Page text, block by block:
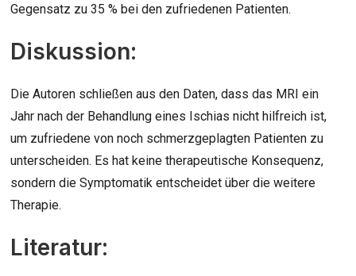
Gegensatz zu 35 % bei den zufriedenen Patienten.
Diskussion:
Die Autoren schließen aus den Daten, dass das MRI ein
Jahr nach der Behandlung eines Ischias nicht hilfreich ist,
um zufriedene von noch schmerzgeplagten Patienten zu
unterscheiden. Es hat keine therapeutische Konsequenz,
sondern die Symptomatik entscheidet über die weitere
Therapie.
Literatur: